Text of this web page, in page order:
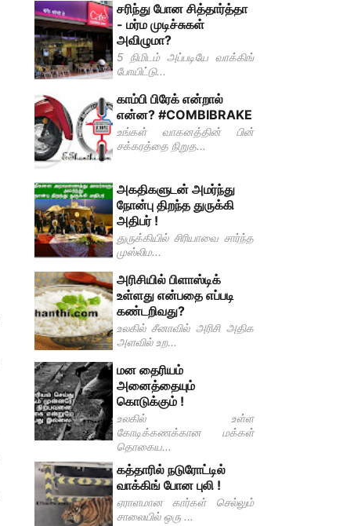
சரிந்து போன சித்தார்த்தா
- மர்ம முடிச்சுகள்
அவிழுமா?
5 நிமிடம் அப்படியே வாக்கிங்
போயிட்டு...
காம்பி பிரேக் என்றால்
என்ன? #COMBIBRAKE
உங்கள் வாகனத்தின் பின்
சக்கரத்தை நிறுத...
அகதிகளுடன் அமர்ந்து
நோன்பு திறந்த துருக்கி
அதிபர் !
துருக்கியில் சிரியாவை சார்ந்த
முஸ்லிம...
அரிசியில் பிளாஸ்டிக்
உள்ளது என்பதை எப்படி
கண்டறிவது?
உலகில் சீனாவில் அரிசி அதிக
அளவில் உற...
மன தைரியம்
அனைத்தையும்
கொடுக்கும் !
உலகில் உள்ள
கோடிக்கணக்கான மக்கள்
தொகைய...
கத்தாரில் நடுரோட்டில்
வாக்கிங் போன புலி !
ஏராளமான கார்கள் செல்லும்
சாலையில் ஒரு ...